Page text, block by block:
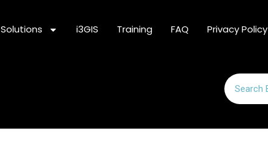
Solutions i3GIS Training FAQ Privacy Policy
Search